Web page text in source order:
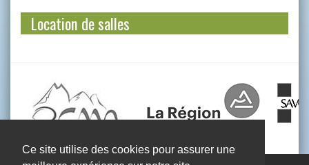
Ce site utilise des cookies pour assurer une
Location de salles